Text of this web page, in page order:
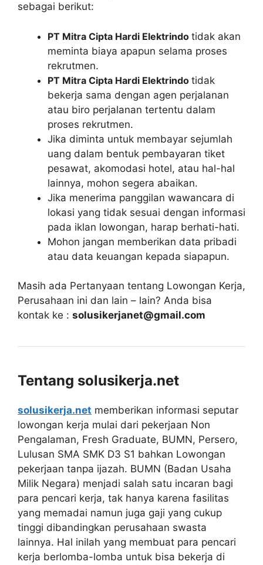
sebagai berikut:
PT Mitra Cipta Hardi Elektrindo tidak akan
meminta biaya apapun selama proses
rekrutmen.
PT Mitra Cipta Hardi Elektrindo tidak
bekerja sama dengan agen perjalanan
atau biro perjalanan tertentu dalam
proses rekrutmen.
Jika diminta untuk membayar sejumlah
uang dalam bentuk pembayaran tiket
pesawat, akomodasi hotel, atau hal-hal
lainnya, mohon segera abaikan.
Jika menerima panggilan wawancara di
lokasi yang tidak sesuai dengan informasi
pada iklan lowongan, harap berhati-hati.
Mohon jangan memberikan data pribadi
atau data keuangan kepada siapapun.
Masih ada Pertanyaan tentang Lowongan Kerja,
Perusahaan ini dan lain – lain? Anda bisa
kontak ke : solusikerjanet@gmail.com
Tentang solusikerja.net
solusikerja.net memberikan informasi seputar
lowongan kerja mulai dari pekerjaan Non
Pengalaman, Fresh Graduate, BUMN, Persero,
Lulusan SMA SMK D3 S1 bahkan Lowongan
pekerjaan tanpa ijazah. BUMN (Badan Usaha
Milik Negara) menjadi salah satu incaran bagi
para pencari kerja, tak hanya karena fasilitas
yang memadai namun juga gaji yang cukup
tinggi dibandingkan perusahaan swasta
lainnya. Hal inilah yang membuat para pencari
kerja berlomba-lomba untuk bisa bekerja di